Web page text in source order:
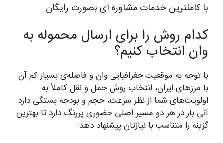
با کاملترین خدمات مشاوره ای بصورت رایگان
کدام روش را برای ارسال محموله به
وان انتخاب کنیم؟
با توجه به موقعیت جغرافیایی وان و فاصله‌ی بسیار کم آن
با مرزهای ایران، انتخاب روش حمل و نقل کاملاً به
اولویت‌های شما از نظر سرعت، حجم و بودجه بستگی دارد.
آنی بار در هر دو مسیر اصلی حضوری پررنگ دارد تا بهترین
گزینه را متناسب با نیازتان پیشنهاد دهد: